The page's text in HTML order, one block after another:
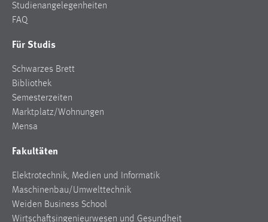
Studienangelegenheiten
FAQ
Für Studis
Schwarzes Brett
Bibliothek
Semesterzeiten
Marktplatz/Wohnungen
Mensa
Fakultäten
Elektrotechnik, Medien und Informatik
Maschinenbau/Umwelttechnik
Weiden Business School
Wirtschaftsingenieurwesen und Gesundheit
Cookie Laufzeit:
STATISTIK
Diese Informationen helfen uns zu verstehen, wie
Matomo
Name:
_pk_ref, _pk_cvar, _pk_id, _pk_ses
Zweck: